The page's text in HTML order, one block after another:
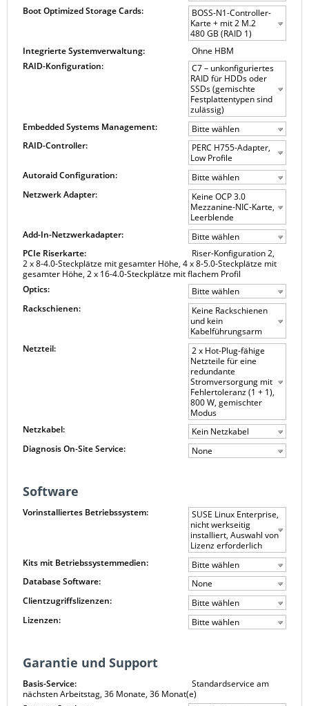
Boot Optimized Storage Cards:
BOSS-N1-Controller-
Karte + mit 2 M.2
480 GB (RAID 1)
Integrierte Systemverwaltung:
Ohne HBM
RAID-Konfiguration:
C7 – unkonfiguriertes
RAID für HDDs oder
SSDs (gemischte
Festplattentypen sind
zulässig)
Embedded Systems Management:
Bitte wählen
RAID-Controller:
PERC H755-Adapter,
Low Profile
Autoraid Configuration:
Bitte wählen
Netzwerk Adapter:
Keine OCP 3.0
Mezzanine-NIC-Karte,
Leerblende
Add-In-Netzwerkadapter:
Bitte wählen
PCIe Riserkarte:
Riser-Konfiguration 2,
2 x 8-4.0-Steckplätze mit gesamter Höhe, 4 x 8-5.0-Steckplätze mit
gesamter Höhe, 2 x 16-4.0-Steckplätze mit flachem Profil
Optics:
Bitte wählen
Rackschienen:
Keine Rackschienen
und kein
Kabelführungsarm
Netzteil:
2 x Hot-Plug-fähige
Netzteile für eine
redundante
Stromversorgung mit
Fehlertoleranz (1 + 1),
800 W, gemischter
Modus
Netzkabel:
Kein Netzkabel
Diagnosis On-Site Service:
None
Software
Vorinstalliertes Betriebssystem:
SUSE Linux Enterprise,
nicht werkseitig
installiert, Auswahl von
Lizenz erforderlich
Kits mit Betriebssystemmedien:
Bitte wählen
Database Software:
None
Clientzugriffslizenzen:
Bitte wählen
Lizenzen:
Bitte wählen
Garantie und Support
Basis-Service:
Standardservice am
nächsten Arbeitstag, 36 Monate, 36 Monat(e)